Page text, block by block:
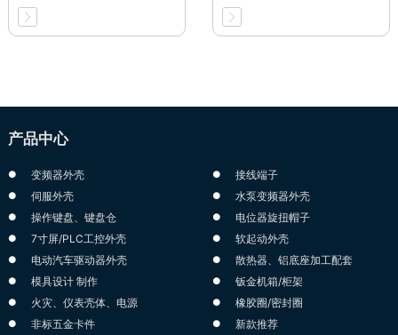
产品中心
变频器外壳
接线端子
伺服外壳
水泵变频器外壳
操作键盘、键盘仓
电位器旋扭帽子
7寸屏/PLC工控外壳
软起动外壳
电动汽车驱动器外壳
散热器、铝底座加工配套
模具设计 制作
钣金机箱/柜架
火灾、仪表壳体、电源
橡胶圈/密封圈
非标五金卡件
新款推荐